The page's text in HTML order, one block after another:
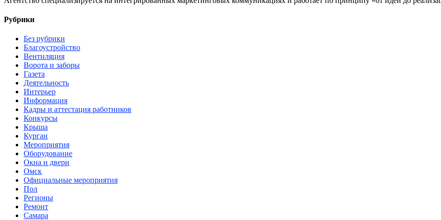
Рубрики
Без рубрики
Благоустройство
Вентиляция
Ворота и заборы
Газета
Деятельность
Интерьер
Информация
Кадры и аттестация работников
Конкурсы
Крыша
Курган
Мероприятия
Оборудование
Окна и двери
Омск
Официальные мероприятия
Пол
Регионы
Ремонт
Самара